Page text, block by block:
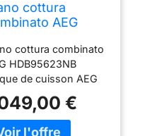
cottura
AEG
cottura combinato
HDB95623NB
de cuisson AEG
€